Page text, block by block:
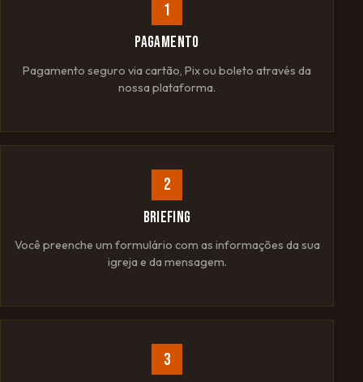
1
PAGAMENTO
Pagamento seguro via cartão, Pix ou boleto através da
nossa plataforma.
2
BRIEFING
Você preenche um formulário com as informações da sua
igreja e da mensagem.
3